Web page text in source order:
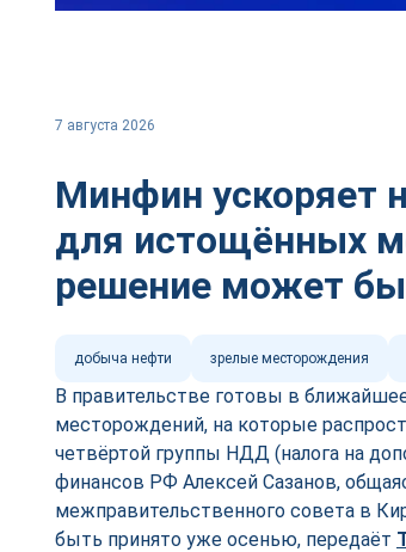
7 августа 2026
Минфин ускоряет
для истощённых
решение может
добыча нефти зрелые месторождения
В правительстве готовы в
месторождений, на которые
четвёртой группы НДД (налога на
финансов РФ Алексей Сазанов,
межправительственного совета в
быть принято уже осенью, передаёт